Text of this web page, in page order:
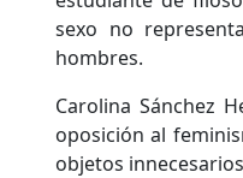
sexo no
hombres.
Carolina Sánchez
oposición al
objetos